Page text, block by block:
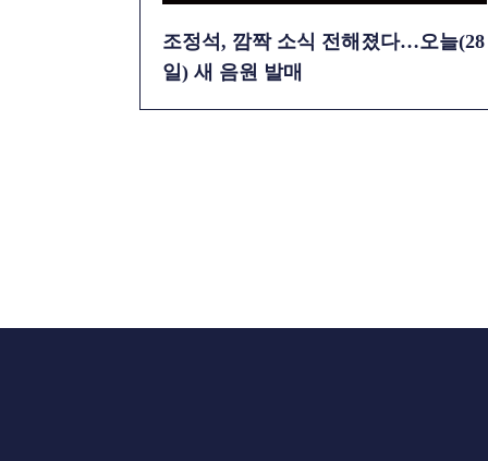
조정석, 깜짝 소식 전해졌다…오늘(28
일) 새 음원 발매